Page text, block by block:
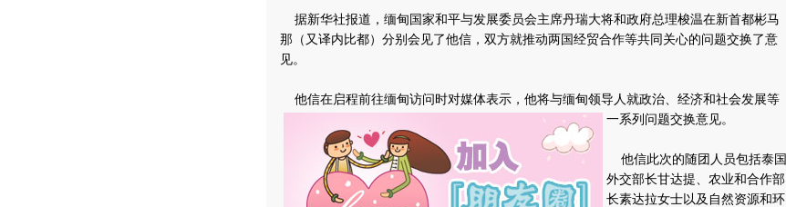
据新华社报道，缅甸国家和平与发展委员会主席丹瑞大将和政府总理梭温在新首都彬马
那（又译内比都）分别会见了他信，双方就推动两国经贸合作等共同关心的问题交换了意
见。
他信在启程前往缅甸访问时对媒体表示，他将与缅甸领导人就政治、经济和社会发展等
一系列问题交换意见。
他信此次的随团人员包括泰国
外交部长甘达提、农业和合作部
长素达拉女士以及自然资源和环